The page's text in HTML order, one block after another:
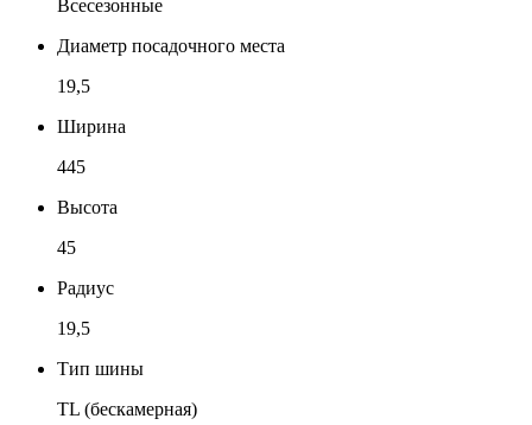
Всесезонные
Диаметр посадочного места
19,5
Ширина
445
Высота
45
Радиус
19,5
Тип шины
TL (бескамерная)